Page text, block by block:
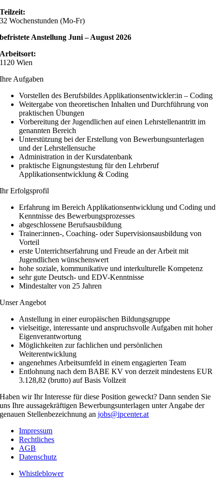
Teilzeit:
32 Wochenstunden (Mo-Fr)
befristete Anstellung Juni – August 2026
Arbeitsort:
1120 Wien
Ihre Aufgaben
Vorstellen des Berufsbildes Applikationsentwickler:in – Coding
Weitergabe von theoretischen Inhalten und Durchführung von
praktischen Übungen
Vorbereitung der Jugendlichen auf einen Lehrstellenantritt im
genannten Bereich
Unterstützung bei der Erstellung von Bewerbungsunterlagen
und der Lehrstellensuche
Administration in der Kursdatenbank
praktische Eignungstestung für den Lehrberuf
Applikationsentwicklung & Coding
Ihr Erfolgsprofil
Erfahrung im Bereich Applikationsentwicklung und Coding und
Kenntnisse des Bewerbungsprozesses
abgeschlossene Berufsausbildung
Trainer:innen-, Coaching- oder Supervisionsausbildung von
Vorteil
erste Unterrichtserfahrung und Freude an der Arbeit mit
Jugendlichen wünschenswert
hohe soziale, kommunikative und interkulturelle Kompetenz
sehr gute Deutsch- und EDV-Kenntnisse
Mindestalter von 25 Jahren
Unser Angebot
Anstellung in einer europäischen Bildungsgruppe
vielseitige, interessante und anspruchsvolle Aufgaben mit hoher
Eigenverantwortung
Möglichkeiten zur fachlichen und persönlichen
Weiterentwicklung
angenehmes Arbeitsumfeld in einem engagierten Team
Entlohnung nach dem BABE KV von derzeit mindestens EUR
3.128,82 (brutto) auf Basis Vollzeit
Haben wir Ihr Interesse für diese Position geweckt? Dann senden Sie
uns Ihre aussagekräftigen Bewerbungsunterlagen unter Angabe der
genauen Stellenbezeichnung anjobs@ipcenter.at
Impressum
Rechtliches
AGB
Datenschutz
Whistleblower